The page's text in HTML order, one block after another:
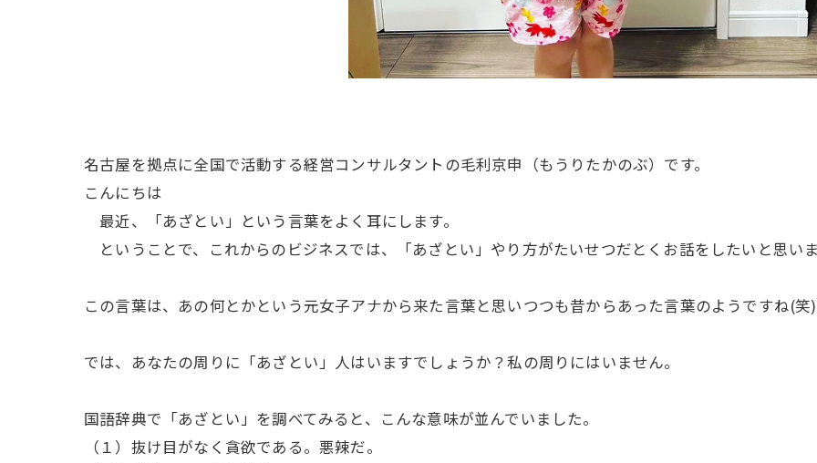
名古屋を拠点に全国で活動する経営コンサルタントの毛利京申（もうりたかのぶ）です。
こんにちは
最近、「あざとい」という言葉をよく耳にします。
ということで、これからのビジネスでは、「あざとい」やり方がたいせつだとくお話をしたいと思い
この言葉は、あの何とかという元女子アナから来た言葉と思いつつも昔からあった言葉のようですね(笑)
では、あなたの周りに「あざとい」人はいますでしょうか？私の周りにはいません。
国語辞典で「あざとい」を調べてみると、こんな意味が並んでいました。
（１）抜け目がなく貪欲である。悪辣だ。